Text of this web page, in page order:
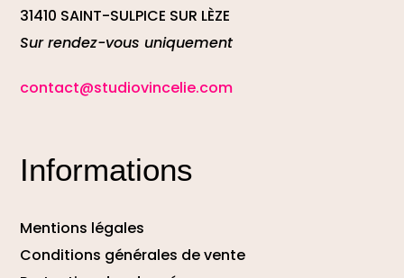
31410 SAINT-SULPICE SUR LÈZE
Sur rendez-vous uniquement
contact@studiovincelie.com
Informations
Mentions légales
Conditions générales de vente